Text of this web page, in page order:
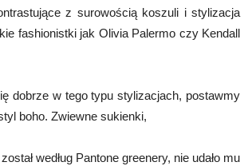
z surowością koszuli i stylizacja
fashionistki jak Olivia Palermo czy Kendall
dobrze w tego typu stylizacjach, postawmy
boho. Zwiewne sukienki,
według Pantone greenery, nie udało mu